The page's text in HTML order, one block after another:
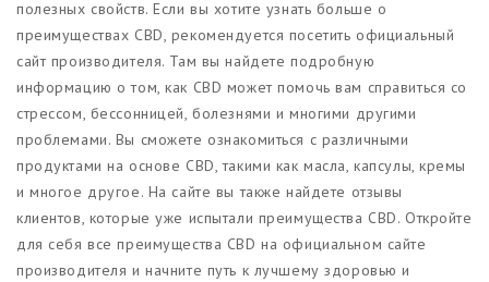
полезных свойств. Если вы хотите узнать больше о
преимуществах CBD, рекомендуется посетить официальный
сайт производителя. Там вы найдете подробную
информацию о том, как CBD может помочь вам справиться со
стрессом, бессонницей, болезнями и многими другими
проблемами. Вы сможете ознакомиться с различными
продуктами на основе CBD, такими как масла, капсулы, кремы
и многое другое. На сайте вы также найдете отзывы
клиентов, которые уже испытали преимущества CBD. Откройте
для себя все преимущества CBD на официальном сайте
производителя и начните путь к лучшему здоровью и